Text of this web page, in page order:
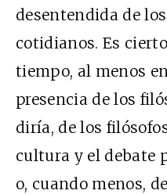
desentendida de
cotidianos. Es
tiempo, al menos
presencia de los
diría, de los
cultura y el debate
o, cuando menos,